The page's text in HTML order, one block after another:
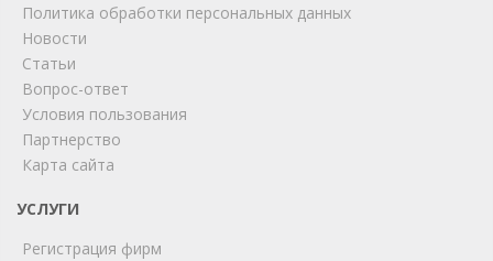
Политика обработки персональных данных
Новости
Статьи
Вопрос-ответ
Условия пользования
Партнерство
Карта сайта
УСЛУГИ
Регистрация фирм